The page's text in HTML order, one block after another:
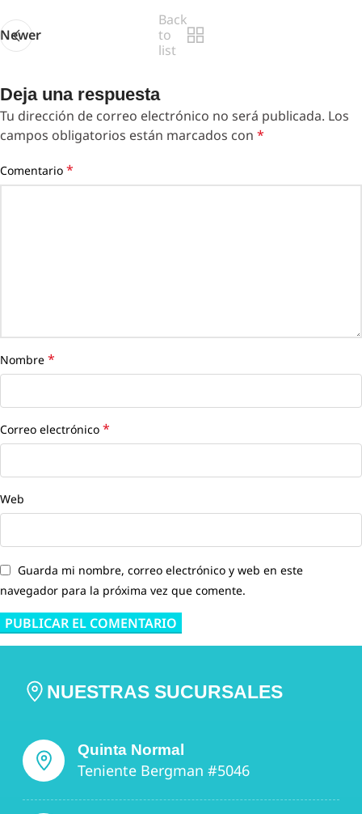
Newer
Back
to
list
Deja una respuesta
Tu dirección de correo electrónico no será publicada. Los
campos obligatorios están marcados con *
Comentario *
Nombre *
Correo electrónico *
Web
Guarda mi nombre, correo electrónico y web en este
navegador para la próxima vez que comente.
NUESTRAS SUCURSALES
Quinta Normal
Teniente Bergman #5046